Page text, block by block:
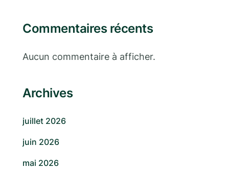
Commentaires récents
Aucun commentaire à afficher.
Archives
juillet 2026
juin 2026
mai 2026